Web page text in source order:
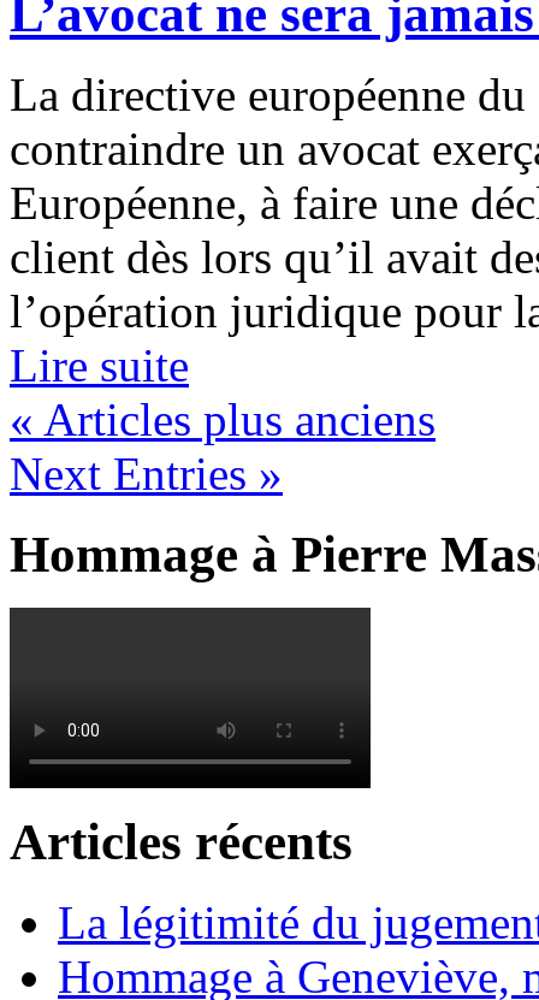
L’avocat ne sera
La directive européenne
contraindre un avocat
Européenne, à faire une
client dès lors qu’il avait
l’opération juridique pour
Lire suite
« Articles plus anciens
Next Entries »
Hommage à Pierre
Articles récents
La légitimité du
Hommage à Geneviève,